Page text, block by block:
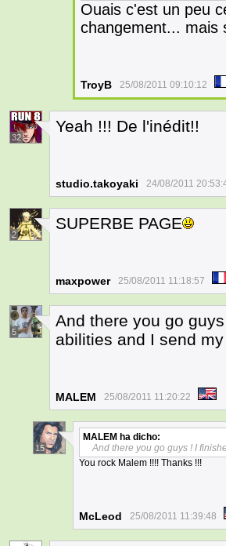
Ouais c'est un peu
changement... mais
TroyB 25/08/2011 09:10:12
32
Yeah !!! De l'inédit!!
studio.takoyaki 24/08/2011
2
SUPERBE PAGE
maxpower 25/08/2011 11:18:57
5
And there you go
abilities and I send
MALEM 25/08/2011 11:20:22
15
MALEM ha dicho:
And there you go guys ! I
You rock Malem !!!! Thanks !!!
McLeod 25/08/2011 11:39:48